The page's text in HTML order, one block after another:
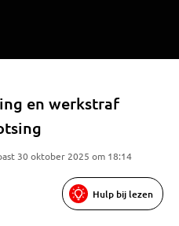
en werkstraf
30 oktober 2025 om 18:14
Hulp bij lezen